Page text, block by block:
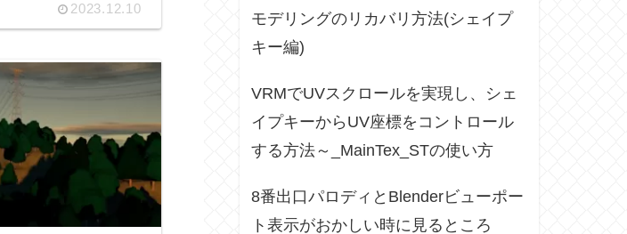
2023.12.10
モデリングのリカバリ方法(シェイプ
キー編)
VRMでUVスクロールを実現し、シェ
イプキーからUV座標をコントロール
する方法～_MainTex_STの使い方
8番出口パロディとBlenderビューポー
ト表示がおかしい時に見るところ